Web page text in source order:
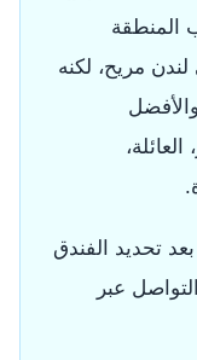
مريح، لكنه
تحديد الفندق
عبر